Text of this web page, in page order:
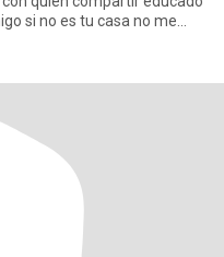
si no es tu casa no me